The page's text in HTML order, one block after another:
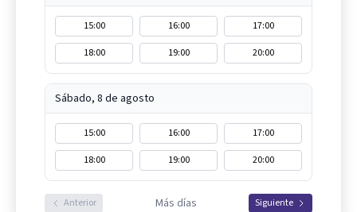
15:00 16:00
17:00
18:00
19:00 20:00
Sábado, 8 de agosto
15:00 16:00
17:00
18:00
19:00 20:00
Anterior Más días Siguiente